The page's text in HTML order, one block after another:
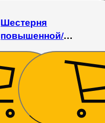
Шестерня
повышенной/
пониженной передачи
DW244AHT/ATM
945 ₴